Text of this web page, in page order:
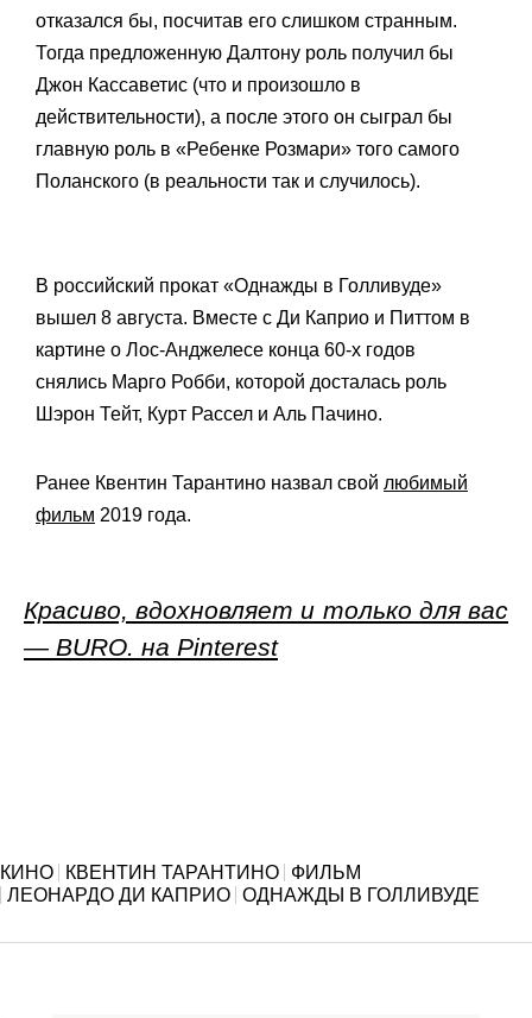
отказался бы, посчитав его слишком странным.
Тогда предложенную Далтону роль получил бы
Джон Кассаветис (что и произошло в
действительности), а после этого он сыграл бы
главную роль в «Ребенке Розмари» того самого
Поланского (в реальности так и случилось).
В российский прокат «Однажды в Голливуде»
вышел 8 августа. Вместе с Ди Каприо и Питтом в
картине о Лос-Анджелесе конца 60-х годов
снялись Марго Робби, которой досталась роль
Шэрон Тейт, Курт Рассел и Аль Пачино.
Ранее Квентин Тарантино назвал свой любимый
фильм 2019 года.
Красиво, вдохновляет и только для вас
— BURO. на Pinterest
КИНО КВЕНТИН ТАРАНТИНО
ФИЛЬМ
ЛЕОНАРДО ДИ КАПРИО ОДНАЖДЫ В ГОЛЛИВУДЕ